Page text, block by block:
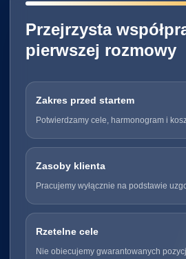
━━━━━━━━━━━━━━━━━━━━━━━━━━━━
Przejrzysta
pierwszej rozmowy
Zakres przed startem
Potwierdzamy cele, harmonogram i
Zasoby klienta
Pracujemy wyłącznie na podstawie
Rzetelne cele
Nie obiecujemy gwarantowanych